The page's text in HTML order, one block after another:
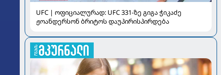
UFC | ოფიციალურად: UFC 331-ზე გიგა ჭიკაძე
ჟოანდერსონ ბრიტოს დაუპირისპირდება